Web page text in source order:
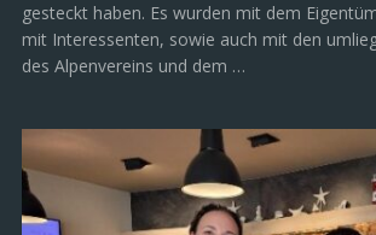
gesteckt haben. Es wurden mit dem
mit Interessenten, sowie auch mit den
des Alpenvereins und dem …